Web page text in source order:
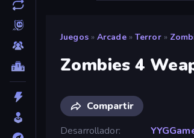
Juegos » Arcade » Terror »
Zombies 4
Compartir
Desarrollador